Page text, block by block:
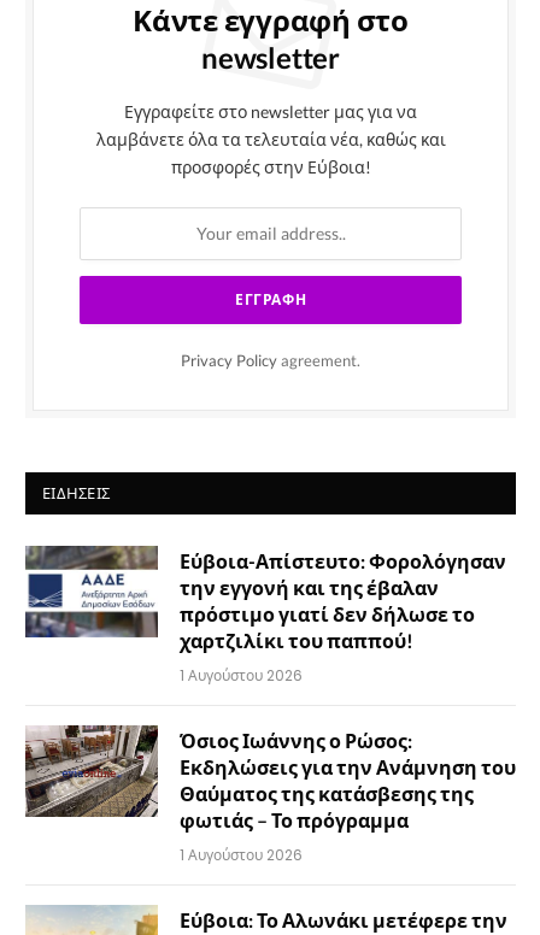
Κάντε εγγραφή στο
newsletter
Εγγραφείτε στο newsletter μας για να
λαμβάνετε όλα τα τελευταία νέα, καθώς και
προσφορές στην Εύβοια!
Privacy Policy agreement.
ΕΙΔΉΣΕΙΣ
Εύβοια-Απίστευτο: Φορολόγησαν
την εγγονή και της έβαλαν
πρόστιμο γιατί δεν δήλωσε το
χαρτζιλίκι του παππού!
1 Αυγούστου 2026
Όσιος Ιωάννης ο Ρώσος:
Εκδηλώσεις για την Ανάμνηση του
Θαύματος της κατάσβεσης της
φωτιάς – Το πρόγραμμα
1 Αυγούστου 2026
Εύβοια: Το Αλωνάκι μετέφερε την